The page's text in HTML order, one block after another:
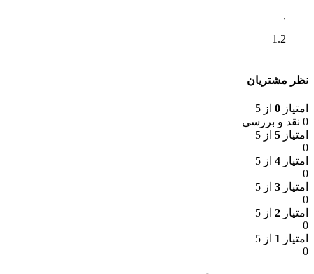
,
1.2
نظر مشتریان
امتیاز 0 از 5
0 نقد و بررسی
امتیاز 5 از 5
0
امتیاز 4 از 5
0
امتیاز 3 از 5
0
امتیاز 2 از 5
0
امتیاز 1 از 5
0